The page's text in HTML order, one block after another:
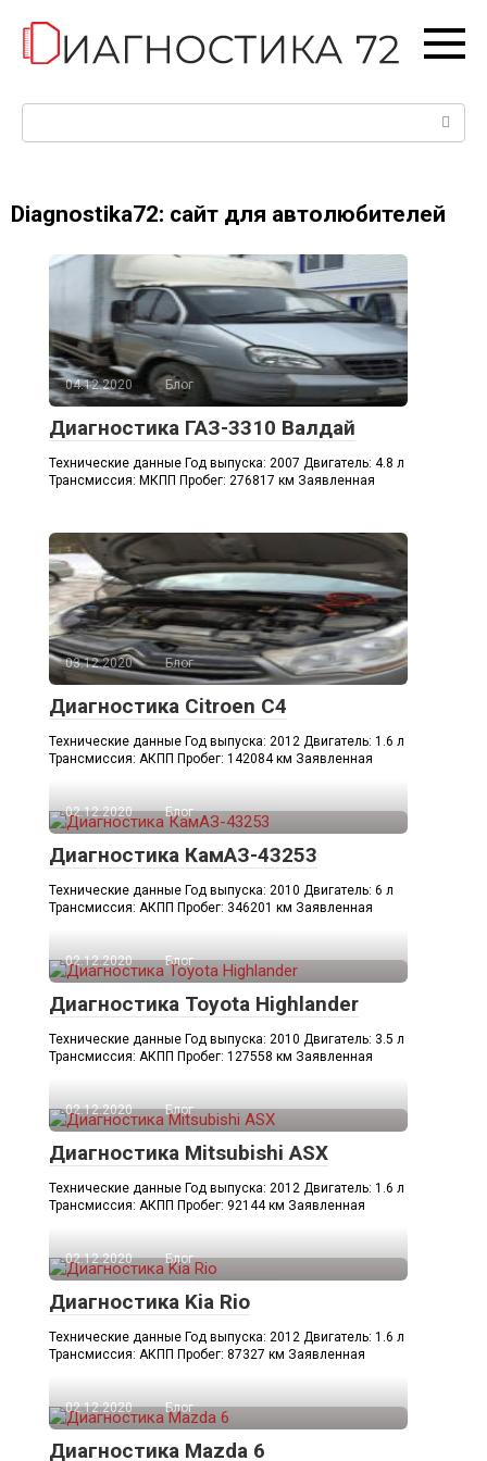
контенту
Diagnostika72: сайт для автолюбителей
04.12.2020 Блог
Диагностика ГАЗ-3310 Валдай
Технические данные Год выпуска: 2007 Двигатель: 4.8 л
Трансмиссия: МКПП Пробег: 276817 км Заявленная
03.12.2020 Блог
Диагностика Citroen C4
Технические данные Год выпуска: 2012 Двигатель: 1.6 л
Трансмиссия: АКПП Пробег: 142084 км Заявленная
02.12.2020 Блог
Диагностика КамАЗ-43253
Технические данные Год выпуска: 2010 Двигатель: 6 л
Трансмиссия: АКПП Пробег: 346201 км Заявленная
02.12.2020 Блог
Диагностика Toyota Highlander
Технические данные Год выпуска: 2010 Двигатель: 3.5 л
Трансмиссия: АКПП Пробег: 127558 км Заявленная
02.12.2020 Блог
Диагностика Mitsubishi ASX
Технические данные Год выпуска: 2012 Двигатель: 1.6 л
Трансмиссия: АКПП Пробег: 92144 км Заявленная
02.12.2020 Блог
Диагностика Kia Rio
Технические данные Год выпуска: 2012 Двигатель: 1.6 л
Трансмиссия: АКПП Пробег: 87327 км Заявленная
02.12.2020 Блог
Диагностика Mazda 6